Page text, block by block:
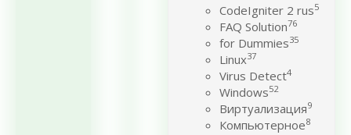
CodeIgniter 2 rus5
FAQ Solution76
for Dummies35
Linux37
Virus Detect4
Windows52
Виртуализация9
Компьютерное8